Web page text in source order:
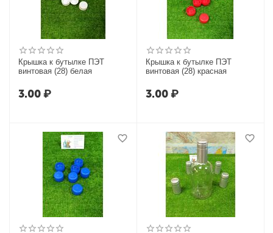
Крышка к бутылке ПЭТ
винтовая (28) белая
3.00₽
Крышка к бутылке ПЭТ
винтовая (28) красная
3.00₽